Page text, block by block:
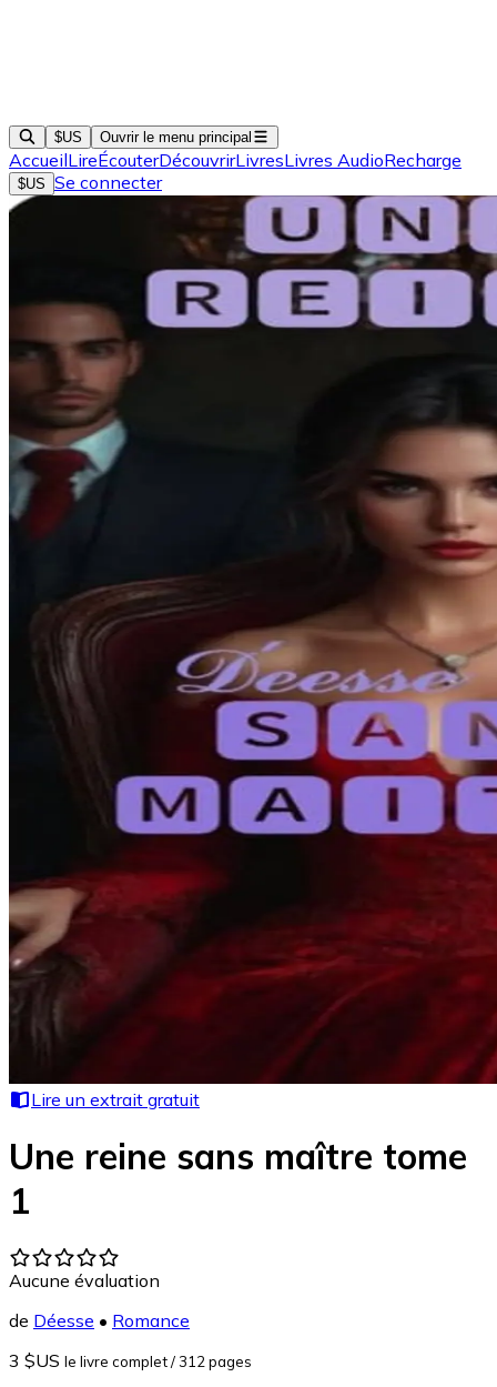
$US Ouvrir le menu principal
AccueilLireÉcouterDécouvrirLivresLivres AudioRecharge
$US Se connecter
Lire un extrait gratuit
Une reine sans maître tome
1
Aucune évaluation
de Déesse • Romance
3 $US le livre complet/ 312 pages